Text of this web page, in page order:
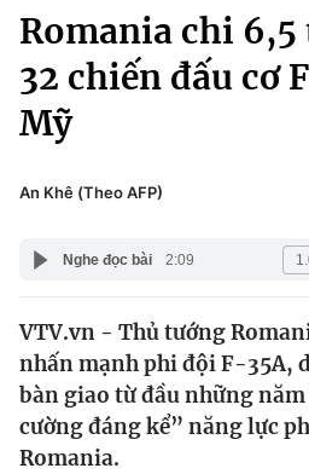
Chuyên mục
Chính trị
Xã hội
Pháp luật
Y tế
Thế giới
Tin tức
Thế giới đó đây
Kinh tế
Tài chính
Kinh tế
Thể thao
Truyền hình
Công nghệ
Romania chi 6,5
32 chiến đấu cơ
Mỹ
An Khê (Theo AFP)
Nghe đọc bài 2:09
VTV.vn - Thủ tướng
nhấn mạnh phi đội F-35A,
bàn giao từ đầu những
cường đáng kể” năng lực
Romania.